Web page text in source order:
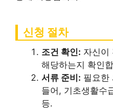
신청 절차
조건 확인: 자신이
해당하는지 확인
서류 준비: 필요한
들어, 기초생활수
등.